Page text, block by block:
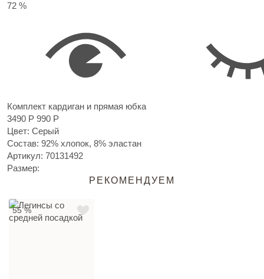
72 %
Комплект кардиган и прямая юбка
3490 Р 990 Р
Цвет: Серый
Состав: 92% хлопок, 8% эластан
Артикул: 70131492
Размер:
РЕКОМЕНДУЕМ
55 %